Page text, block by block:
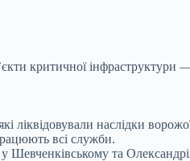
критичної інфраструктури —
наслідки
всі служби.
Шевченківському та